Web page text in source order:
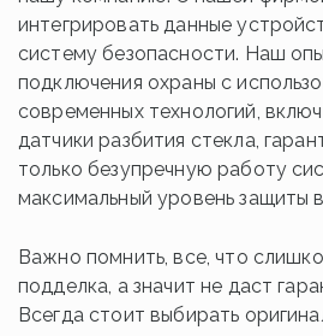
интегрировать данные
систему безопасности. Наш
подключения охраны с
современных технологий,
датчики разбития стекла,
только безупречную работу
максимальный уровень защиты
Важно помнить, все, что
подделка, а значит не даст
Всегда стоит выбирать